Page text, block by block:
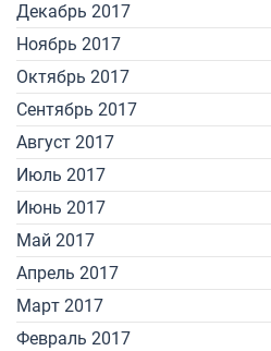
Декабрь 2017
Ноябрь 2017
Октябрь 2017
Сентябрь 2017
Август 2017
Июль 2017
Июнь 2017
Май 2017
Апрель 2017
Март 2017
Февраль 2017